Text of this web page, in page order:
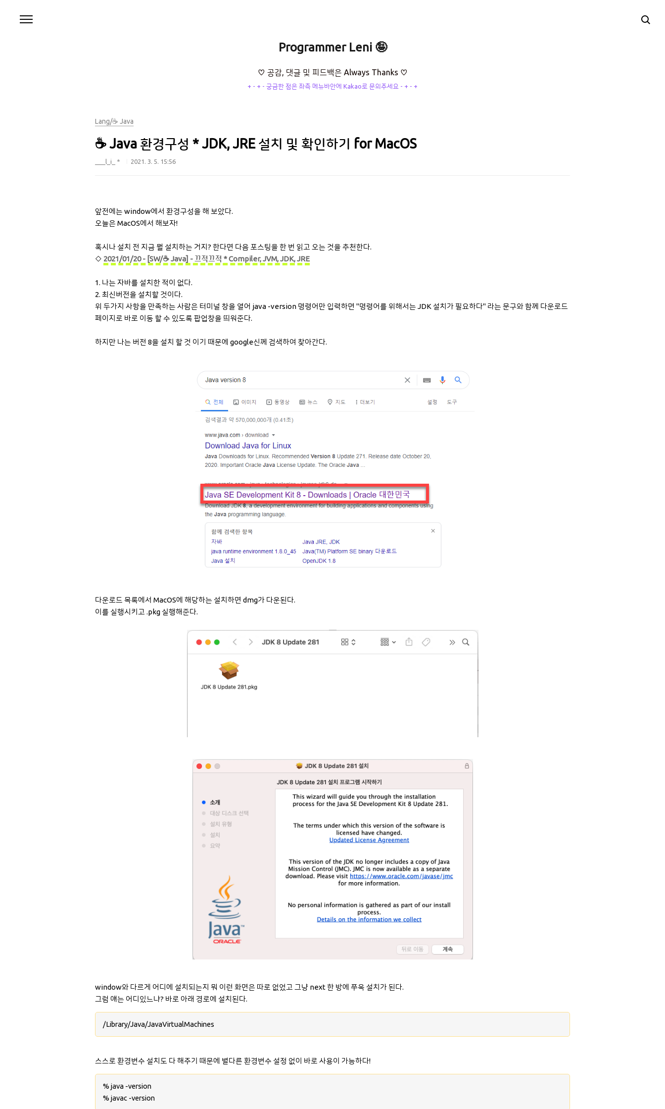
Programmer Leni 🤪
♡ 공감, 댓글 및 피드백은 Always Thanks ♡
+ - + - 궁금한 점은 좌측 메뉴바안에 Kakao로 문의주세요 - + - +
Lang/☕ Java
☕ Java 환경구성 * JDK, JRE 설치 및 확인하기 for MacOS
___l_i_ * 2021. 3. 5. 15:56
앞전에는 window에서 환경구성을 해 보았다.
오늘은 MacOS에서 해보자!
혹시나 설치 전 지금 뭘 설치하는 거지? 한다면 다음 포스팅을 한 번 읽고 오는 것을 추천한다.
◇ 2021/01/20 - [SW/☕ Java] - 끄적끄적 * Compiler, JVM, JDK, JRE
1. 나는 자바를 설치한 적이 없다.
2. 최신버전을 설치할 것이다.
위 두가지 사항을 만족하는 사람은 터미널 창을 열어 java -version 명령어만 입력하면 "명령어를 위해서는 JDK 설치가 필요하다" 라는 문구와 함께 다운로드
페이지로 바로 이동 할 수 있도록 팝업창을 띄워준다.
하지만 나는 버전 8을 설치 할 것 이기 때문에 google신께 검색하여 찾아간다.
다운로드 목록에서 MacOS에 해당하는 설치하면 dmg가 다운된다.
이를 실행시키고 .pkg 실행해준다.
window와 다르게 어디에 설치되는지 뭐 이런 화면은 따로 없었고 그냥 next 한 방에 쭈욱 설치가 된다.
그럼 얘는 어디있느냐? 바로 아래 경로에 설치된다.
/Library/Java/JavaVirtualMachines
스스로 환경변수 설치도 다 해주기 때문에 별다른 환경변수 설정 없이 바로 사용이 가능하다!
% java -version
% javac -version